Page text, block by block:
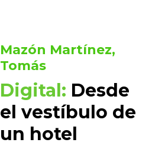
Mazón Martínez,
Tomás
Digital: Desde
el vestíbulo de
un hotel